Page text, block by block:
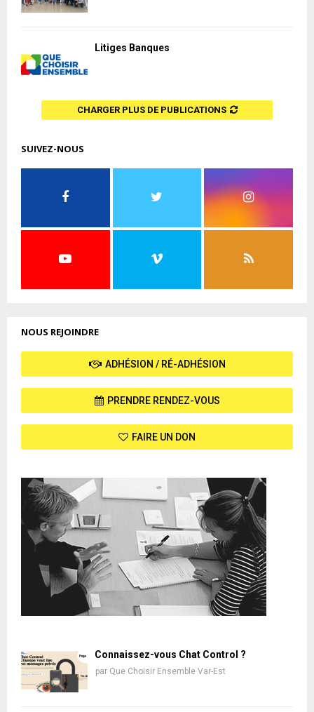
Litiges Banques
CHARGER PLUS DE PUBLICATIONS
SUIVEZ-NOUS
NOUS REJOINDRE
ADHÉSION / RÉ-ADHÉSION
PRENDRE RENDEZ-VOUS
FAIRE UN DON
Connaissez-vous Chat Control ?
par Que Choisir Ensemble Var-Est